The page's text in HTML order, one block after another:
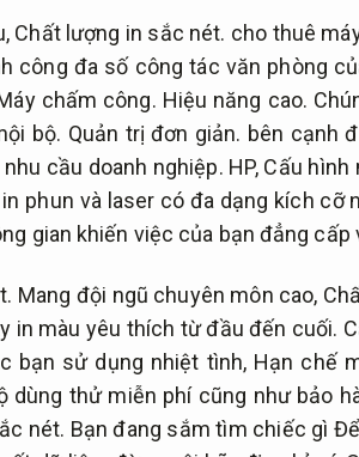
Chất lượng in sắc nét. cho thuê
công đa số công tác văn phòng
chấm công. Hiệu năng cao.
bộ. Quản trị đơn giản. bên cạnh
cầu doanh nghiệp. HP, Cấu hình
phun và laser có đa dạng kích cỡ
gian khiến việc của bạn đẳng cấp
Mang đội ngũ chuyên môn cao,
in màu yêu thích từ đầu đến cuối.
bạn sử dụng nhiệt tình, Hạn chế
dùng thử miễn phí cũng như bảo
nét. Bạn đang sắm tìm chiếc gì